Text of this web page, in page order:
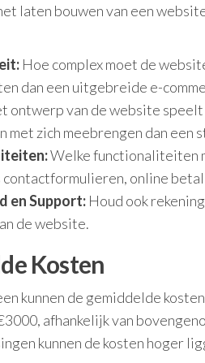
laten bouwen van een
Hoe complex moet de
dan een uitgebreide e-
ontwerp van de website speelt
met zich meebrengen dan een
Welke functionaliteiten
contactformulieren, online
en Support: Houd ook
de website.
Kosten
kunnen de gemiddelde
afhankelijk van
kunnen de kosten hoger